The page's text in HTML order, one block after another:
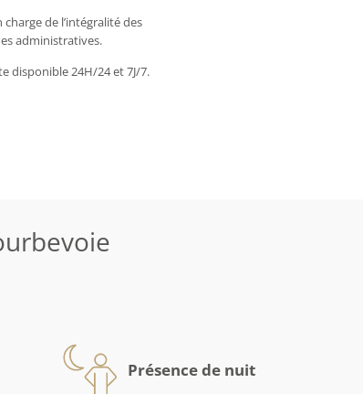
charge de l’intégralité des
administratives.
disponible 24H/24 et 7J/7.
Présence de nuit